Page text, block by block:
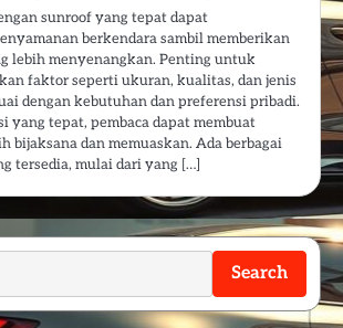
sunroof yang tepat dapat
berkendara sambil memberikan
lebih menyenangkan. Penting untuk
faktor seperti ukuran, kualitas, dan jenis
dengan kebutuhan dan preferensi pribadi.
yang tepat, pembaca dapat membuat
bijaksana dan memuaskan. Ada berbagai
tersedia, mulai dari yang […]
Search